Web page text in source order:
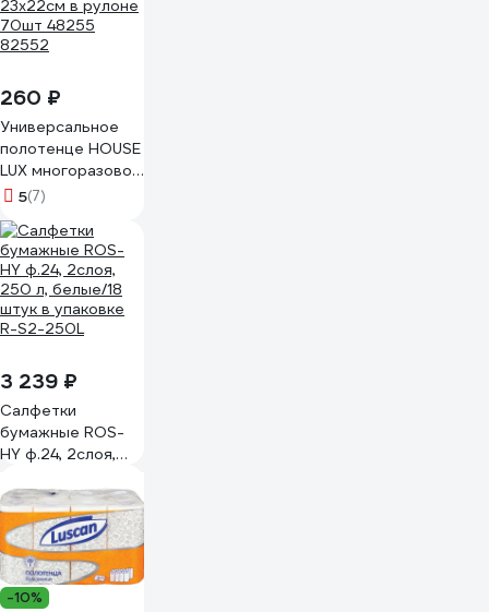
260 ₽
Универсальное
полотенце HOUSE
LUX многоразовое
23x22см в рулоне
82552
5(7)
3 239 ₽
Салфетки
бумажные ROS-
HY ф.24, 2слоя,
штук в упаковке
R-S2-250L
-10%